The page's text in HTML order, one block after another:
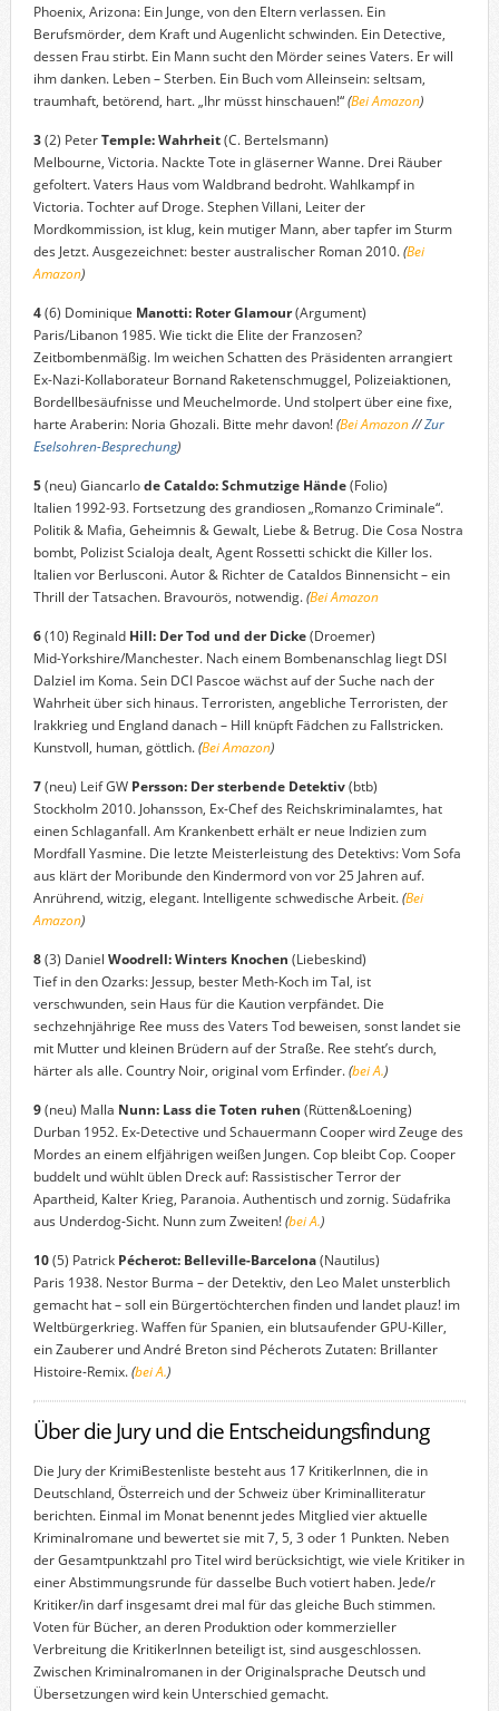
Phoenix, Arizona: Ein Junge, von den Eltern verlassen. Ein
Berufsmörder, dem Kraft und Augenlicht schwinden. Ein Detective,
dessen Frau stirbt. Ein Mann sucht den Mörder seines Vaters. Er will
ihm danken. Leben – Sterben. Ein Buch vom Alleinsein: seltsam,
traumhaft, betörend, hart. „Ihr müsst hinschauen!“(Bei Amazon)
3(2) PeterTemple: Wahrheit(C. Bertelsmann)
Melbourne, Victoria. Nackte Tote in gläserner Wanne. Drei Räuber
gefoltert. Vaters Haus vom Waldbrand bedroht. Wahlkampf in
Victoria. Tochter auf Droge. Stephen Villani, Leiter der
Mordkommission, ist klug, kein mutiger Mann, aber tapfer im Sturm
des Jetzt. Ausgezeichnet: bester australischer Roman 2010.(Bei
Amazon)
4(6) Dominique Manotti: Roter Glamour(Argument)
Paris/Libanon 1985. Wie tickt die Elite der Franzosen?
Zeitbombenmäßig. Im weichen Schatten des Präsidenten arrangiert
Ex-Nazi-Kollaborateur Bornand Raketenschmuggel, Polizeiaktionen,
Bordellbesäufnisse und Meuchelmorde. Und stolpert über eine fixe,
harte Araberin: Noria Ghozali. Bitte mehr davon!(Bei Amazon//Zur
Eselsohren-Besprechung)
5(neu) Giancarlode Cataldo: Schmutzige Hände(Folio)
Italien 1992-93. Fortsetzung des grandiosen „Romanzo Criminale“.
Politik & Mafia, Geheimnis & Gewalt, Liebe & Betrug. Die Cosa Nostra
bombt, Polizist Scialoja dealt, Agent Rossetti schickt die Killer los.
Italien vor Berlusconi. Autor & Richter de Cataldos Binnensicht – ein
Thrill der Tatsachen. Bravourös, notwendig.(Bei Amazon
6(10) Reginald Hill: Der Tod und der Dicke(Droemer)
Mid-Yorkshire/Manchester. Nach einem Bombenanschlag liegt DSI
Dalziel im Koma. Sein DCI Pascoe wächst auf der Suche nach der
Wahrheit über sich hinaus. Terroristen, angebliche Terroristen, der
Irakkrieg und England danach – Hill knüpft Fädchen zu Fallstricken.
Kunstvoll, human, göttlich.(Bei Amazon)
7(neu) Leif GW Persson: Der sterbende Detektiv(btb)
Stockholm 2010. Johansson, Ex-Chef des Reichskriminalamtes, hat
einen Schlaganfall. Am Krankenbett erhält er neue Indizien zum
Mordfall Yasmine. Die letzte Meisterleistung des Detektivs: Vom Sofa
aus klärt der Moribunde den Kindermord von vor 25 Jahren auf.
Anrührend, witzig, elegant. Intelligente schwedische Arbeit.(Bei
Amazon)
8(3) Daniel Woodrell: Winters Knochen (Liebeskind)
Tief in den Ozarks: Jessup, bester Meth-Koch im Tal, ist
verschwunden, sein Haus für die Kaution verpfändet. Die
sechzehnjährige Ree muss des Vaters Tod beweisen, sonst landet sie
mit Mutter und kleinen Brüdern auf der Straße. Ree steht’s durch,
härter als alle. Country Noir, original vom Erfinder.(bei A.)
9(neu) Malla Nunn: Lass die Toten ruhen (Rütten&Loening)
Durban 1952. Ex-Detective und Schauermann Cooper wird Zeuge des
Mordes an einem elfjährigen weißen Jungen. Cop bleibt Cop. Cooper
buddelt und wühlt üblen Dreck auf: Rassistischer Terror der
Apartheid, Kalter Krieg, Paranoia. Authentisch und zornig. Südafrika
aus Underdog-Sicht. Nunn zum Zweiten!(bei A.)
10(5) Patrick Pécherot: Belleville-Barcelona(Nautilus)
Paris 1938. Nestor Burma – der Detektiv, den Leo Malet unsterblich
gemacht hat – soll ein Bürgertöchterchen finden und landet plauz! im
Weltbürgerkrieg. Waffen für Spanien, ein blutsaufender GPU-Killer,
ein Zauberer und André Breton sind Pécherots Zutaten: Brillanter
Histoire-Remix.(bei A.)
Über die Jury und die Entscheidungsfindung
Die Jury der KrimiBestenliste besteht aus 17 KritikerInnen, die in
Deutschland, Österreich und der Schweiz über Kriminalliteratur
berichten. Einmal im Monat benennt jedes Mitglied vier aktuelle
Kriminalromane und bewertet sie mit 7, 5, 3 oder 1 Punkten. Neben
der Gesamtpunktzahl pro Titel wird berücksichtigt, wie viele Kritiker in
einer Abstimmungsrunde für dasselbe Buch votiert haben. Jede/r
Kritiker/in darf insgesamt drei mal für das gleiche Buch stimmen.
Voten für Bücher, an deren Produktion oder kommerzieller
Verbreitung die KritikerInnen beteiligt ist, sind ausgeschlossen.
Zwischen Kriminalromanen in der Originalsprache Deutsch und
Übersetzungen wird kein Unterschied gemacht.